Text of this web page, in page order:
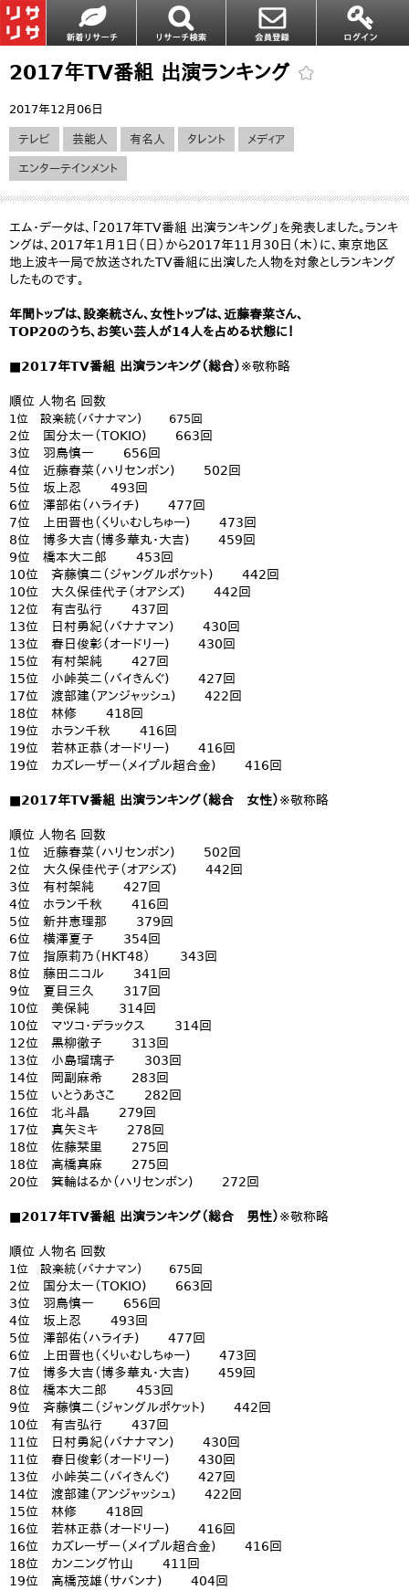
2017年TV番組 出演ランキング
2017年12月06日
テレビ 芸能人 有名人 タレント メディア
エンターテインメント
エム・データは、「2017年TV番組 出演ランキング」を発表しました。ランキ
ングは、2017年1月1日（日）から2017年11月30日（木）に、東京地区
地上波キー局で放送されたTV番組に出演した人物を対象としランキング
したものです。
年間トップは、設楽統さん、女性トップは、近藤春菜さん、
TOP20のうち、お笑い芸人が14人を占める状態に！
■2017年TV番組 出演ランキング（総合）※敬称略
順位 人物名 回数
1位 設楽統（バナナマン) 675回
2位 国分太一（TOKIO) 663回
3位 羽鳥慎一 656回
4位 近藤春菜（ハリセンボン) 502回
5位 坂上忍 493回
6位 澤部佑（ハライチ) 477回
7位 上田晋也（くりぃむしちゅー) 473回
8位 博多大吉（博多華丸・大吉) 459回
9位 橋本大二郎 453回
10位 斉藤慎二（ジャングルポケット) 442回
10位 大久保佳代子（オアシズ) 442回
12位 有吉弘行 437回
13位 日村勇紀（バナナマン) 430回
13位 春日俊彰（オードリー) 430回
15位 有村架純 427回
15位 小峠英二（バイきんぐ) 427回
17位 渡部建（アンジャッシュ) 422回
18位 林修 418回
19位 ホラン千秋 416回
19位 若林正恭（オードリー) 416回
19位 カズレーザー（メイプル超合金) 416回
■2017年TV番組 出演ランキング（総合 女性）※敬称略
順位 人物名 回数
1位 近藤春菜（ハリセンボン) 502回
2位 大久保佳代子（オアシズ) 442回
3位 有村架純 427回
4位 ホラン千秋 416回
5位 新井恵理那 379回
6位 横澤夏子 354回
7位 指原莉乃（HKT48） 343回
8位 藤田ニコル 341回
9位 夏目三久 317回
10位 美保純 314回
10位 マツコ・デラックス 314回
12位 黒柳徹子 313回
13位 小島瑠璃子 303回
14位 岡副麻希 283回
15位 いとうあさこ 282回
16位 北斗晶 279回
17位 真矢ミキ 278回
18位 佐藤栞里 275回
18位 高橋真麻 275回
20位 箕輪はるか（ハリセンボン) 272回
■2017年TV番組 出演ランキング（総合 男性）※敬称略
順位 人物名 回数
1位 設楽統（バナナマン) 675回
2位 国分太一（TOKIO) 663回
3位 羽鳥慎一 656回
4位 坂上忍 493回
5位 澤部佑（ハライチ) 477回
6位 上田晋也（くりぃむしちゅー) 473回
7位 博多大吉（博多華丸・大吉) 459回
8位 橋本大二郎 453回
9位 斉藤慎二（ジャングルポケット) 442回
10位 有吉弘行 437回
11位 日村勇紀（バナナマン) 430回
11位 春日俊彰（オードリー) 430回
13位 小峠英二（バイきんぐ) 427回
14位 渡部建（アンジャッシュ) 422回
15位 林修 418回
16位 若林正恭（オードリー) 416回
16位 カズレーザー（メイプル超合金) 416回
18位 カンニング竹山 411回
19位 高橋茂雄（サバンナ) 404回